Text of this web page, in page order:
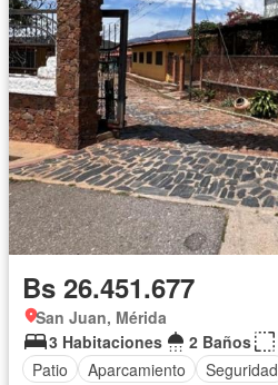
Bs 26.451.677
San Juan, Mérida
3 Habitaciones
2 Baños
Patio
Aparcamiento Seguridad